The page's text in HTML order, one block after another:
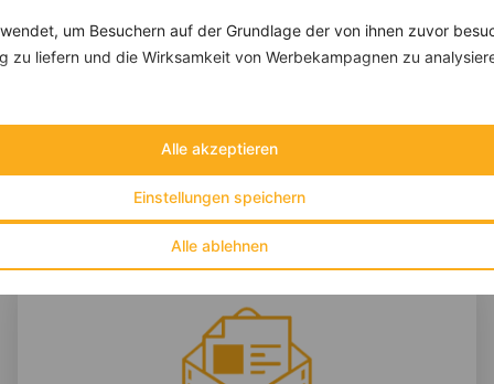
um Besuchern auf der Grundlage der von ihnen zuvor
zu liefern und die Wirksamkeit von Werbekampagnen zu
Alle ablehnen
Einstellungen speichern
Alle akzeptieren
‹ ›
Fett:10 g
Eiweiß:50 g